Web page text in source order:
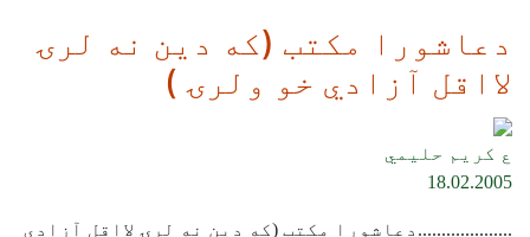
دعاشورا مکتب (که دين نه لرۍ
لااقل آزادي خو ولرۍ )
ع کريم حليمي
18.02.2005
....................دعاشورا مکتب (که دين نه لرۍ لااقل آزادي